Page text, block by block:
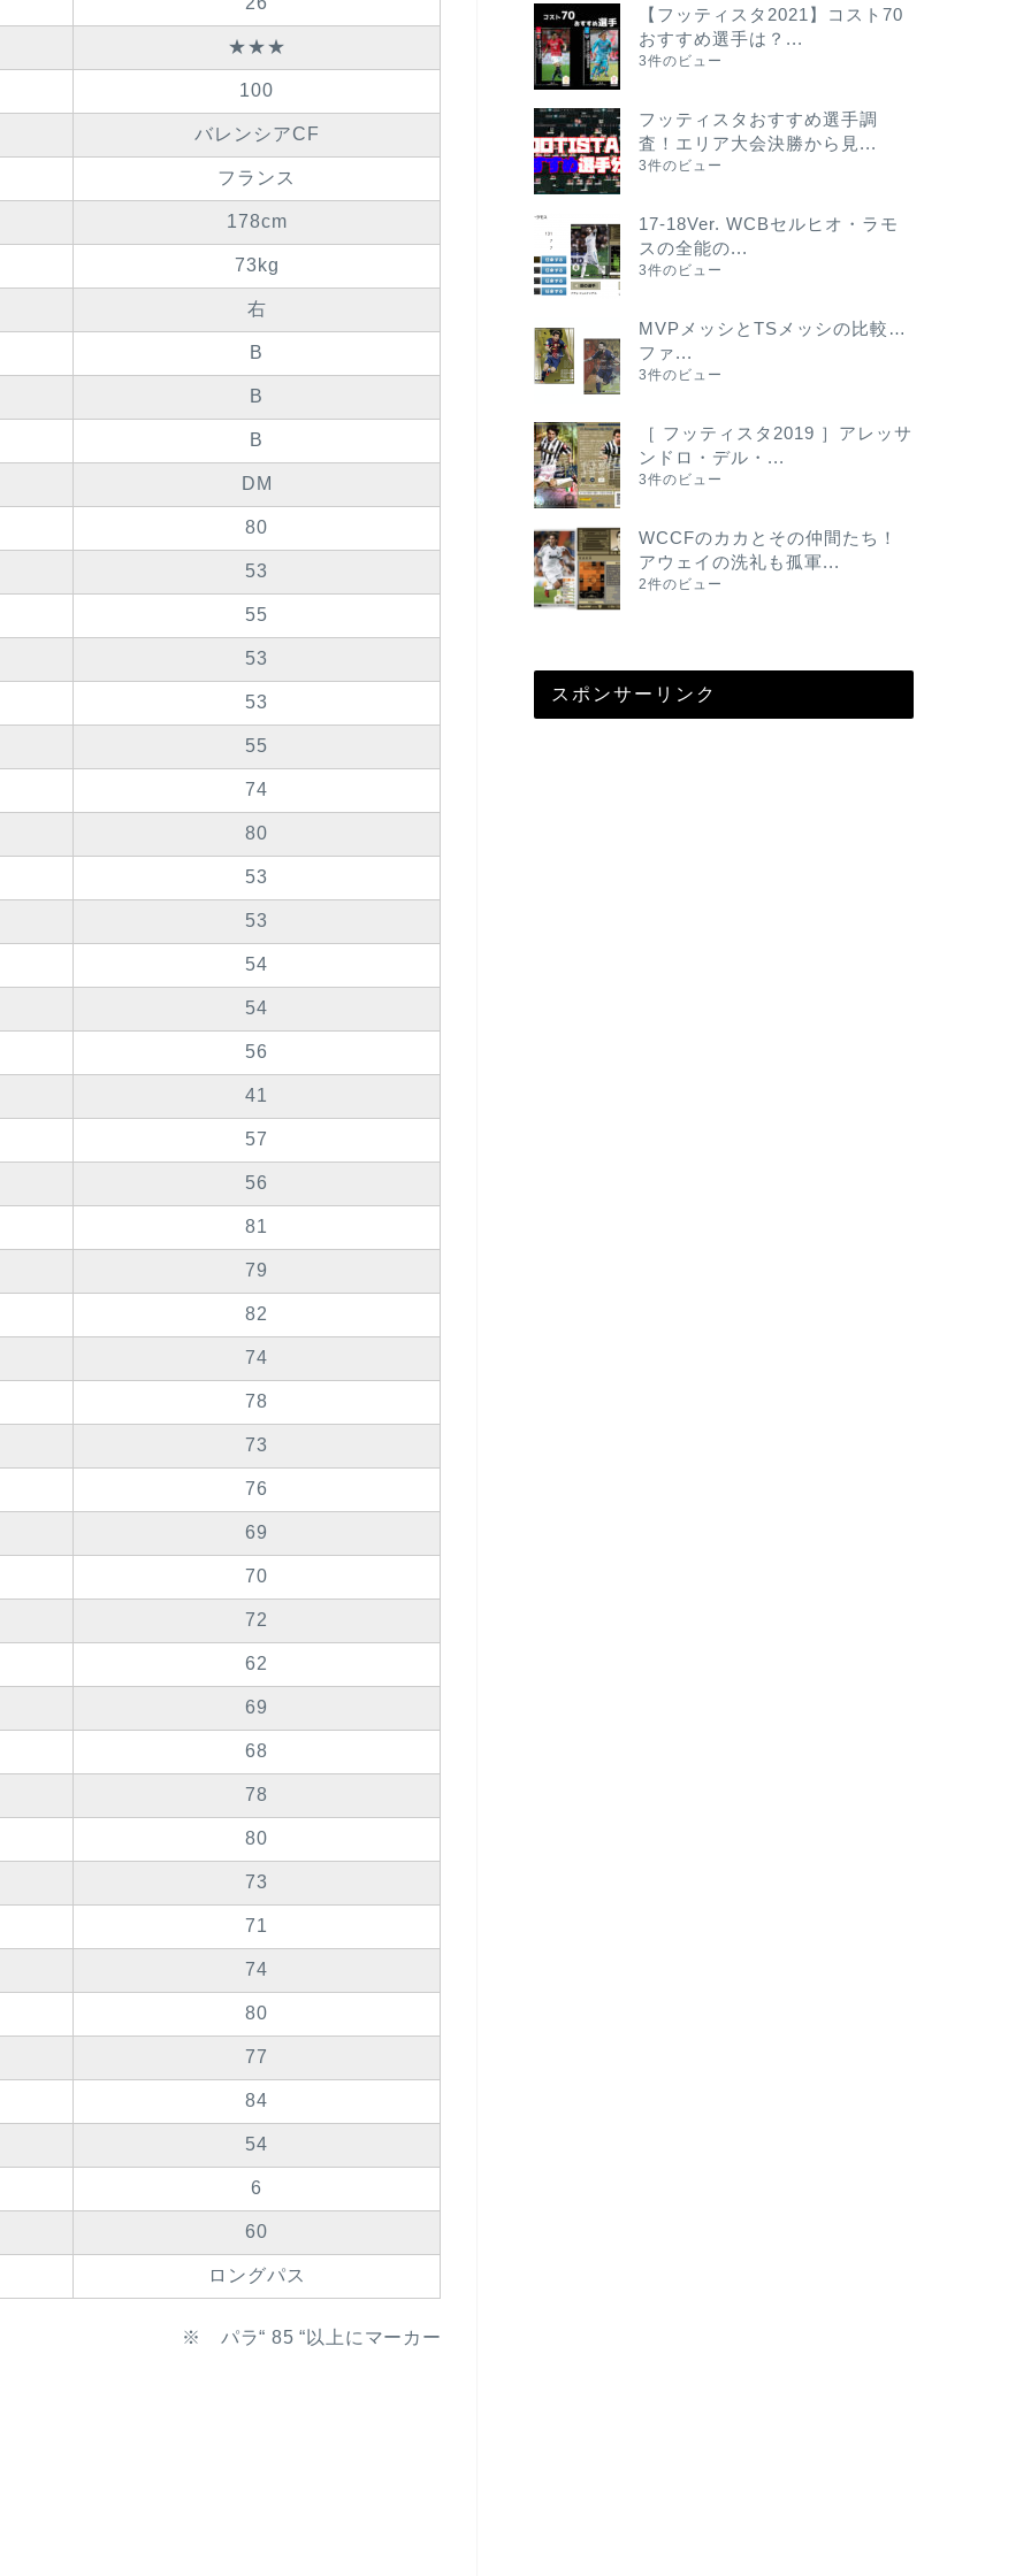
★★★
100
バレンシアCF
フランス
178cm
73kg
右
B
B
B
DM
80
53
55
53
53
55
74
80
53
53
54
54
56
41
57
56
81
79
82
74
78
73
76
69
70
72
62
69
68
78
80
73
71
74
80
77
84
54
6
60
ロングパス
※ パラ“ 85 “以上にマーカー
【フッティスタ2021】コスト70
おすすめ選手は？...
3件のビュー
フッティスタおすすめ選手調
査！エリア大会決勝から見...
3件のビュー
17-18Ver. WCBセルヒオ・ラモ
スの全能の...
3件のビュー
MVPメッシとTSメッシの比較…
ファ...
3件のビュー
［ フッティスタ2019 ］アレッサ
ンドロ・デル・...
3件のビュー
WCCFのカカとその仲間たち！
アウェイの洗礼も孤軍...
2件のビュー
スポンサーリンク